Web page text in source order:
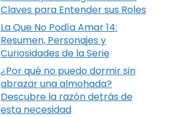
Claves para Entender sus Roles
La Que No Podía Amar 14:
Resumen, Personajes y
Curiosidades de la Serie
¿Por qué no puedo dormir sin
abrazar una almohada?
Descubre la razón detrás de
esta necesidad